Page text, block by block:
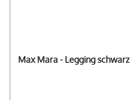
Max Mara - Legging schwarz